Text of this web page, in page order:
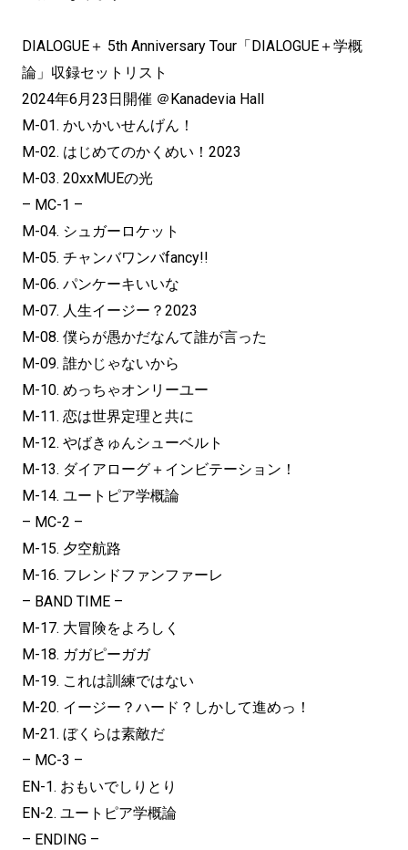
DIALOGUE＋ 5th Anniversary Tour「DIALOGUE＋学概
論」収録セットリスト
2024年6月23日開催 ＠Kanadevia Hall
M-01. かいかいせんげん！
M-02. はじめてのかくめい！2023
M-03. 20xxMUEの光
– MC-1 –
M-04. シュガーロケット
M-05. チャンバワンバfancy!!
M-06. パンケーキいいな
M-07. 人生イージー？2023
M-08. 僕らが愚かだなんて誰が言った
M-09. 誰かじゃないから
M-10. めっちゃオンリーユー
M-11. 恋は世界定理と共に
M-12. やばきゅんシューベルト
M-13. ダイアローグ＋インビテーション！
M-14. ユートピア学概論
– MC-2 –
M-15. 夕空航路
M-16. フレンドファンファーレ
– BAND TIME –
M-17. 大冒険をよろしく
M-18. ガガピーガガ
M-19. これは訓練ではない
M-20. イージー？ハード？しかして進めっ！
M-21. ぼくらは素敵だ
– MC-3 –
EN-1. おもいでしりとり
EN-2. ユートピア学概論
– ENDING –